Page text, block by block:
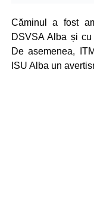
Căminul a fost
DSVSA Alba și
De asemenea,
ISU Alba un